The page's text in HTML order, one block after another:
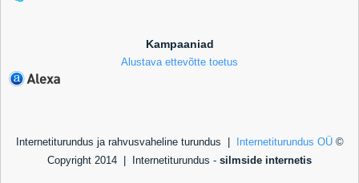
Kampaaniad
Alustava ettevõtte toetus
Internetiturundus ja rahvusvaheline turundus | Internetiturundus OÜ©
Copyright 2014 | Internetiturundus - silmside internetis